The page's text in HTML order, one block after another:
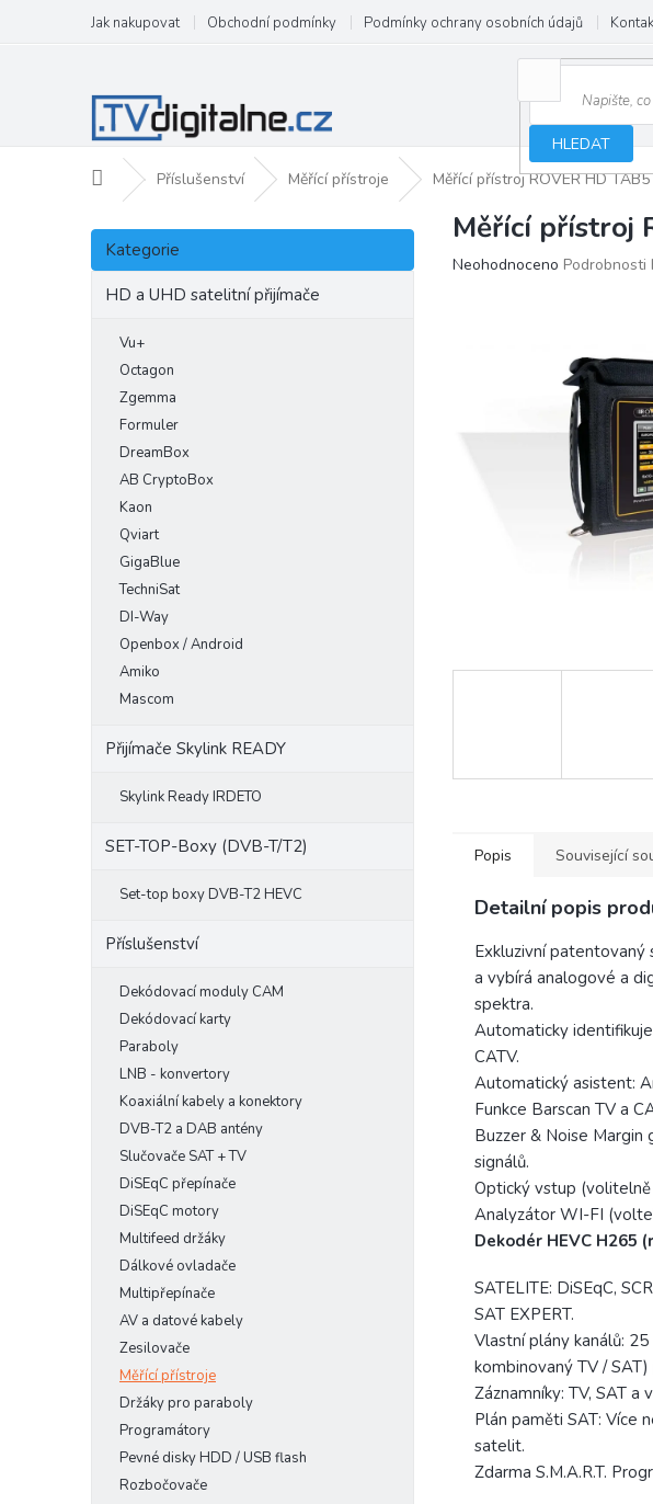
obsah
Jak nakupovat Obchodní podmínky Podmínky ochrany osobních údajů
HLEDAT
Domů Příslušenství Měřící přístroje Měřící přístroj ROVER HD
P
s
Přeskočit
kategorie
Kategorie
HD a UHD satelitní přijímače
Vu+
Octagon
Zgemma
Formuler
DreamBox
AB CryptoBox
Kaon
Qviart
GigaBlue
TechniSat
DI-Way
Openbox / Android
Amiko
Mascom
Přijímače Skylink READY
Skylink Ready IRDETO
SET-TOP-Boxy (DVB-T/T2)
Set-top boxy DVB-T2 HEVC
Příslušenství
Dekódovací moduly CAM
Dekódovací karty
Paraboly
LNB - konvertory
Koaxiální kabely a konektory
DVB-T2 a DAB antény
Slučovače SAT + TV
DiSEqC přepínače
DiSEqC motory
Multifeed držáky
Dálkové ovladače
Multipřepínače
AV a datové kabely
Zesilovače
Měřící přístroje
Držáky pro paraboly
Programátory
Pevné disky HDD / USB flash
Rozbočovače
Měřící přístroj
Průměrné
Neohodnoceno Podrobnosti
Popis Související
Detailní popis
Exkluzivní patentovaný
a vybírá analogové a
spektra.
Automaticky
CATV.
Automatický asistent:
Funkce Barscan TV a
Buzzer & Noise Margin
signálů.
Optický vstup
Analyzátor WI-FI
Dekodér HEVC H265
SATELITE: DiSEqC,
SAT EXPERT.
Vlastní plány kanálů:
kombinovaný TV /
Záznamníky: TV, SAT a
Plán paměti SAT: Více
satelit.
Zdarma S.M.A.R.T.